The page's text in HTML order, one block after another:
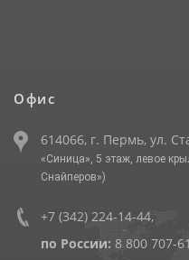
Офис
614066, г. Пермь, ул.
«Синица», 5 этаж, левое
Снайперов»)
+7 (342) 224-14-44,
по России: 8 800 707-